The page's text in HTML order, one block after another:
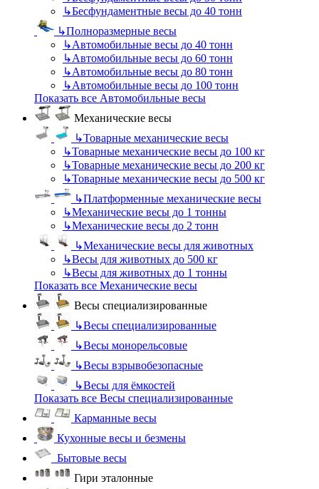
↳Бесфундаментные весы до 40 тонн
↳Полноразмерные весы
↳Автомобильные весы до 40 тонн
↳Автомобильные весы до 60 тонн
↳Автомобильные весы до 80 тонн
↳Автомобильные весы до 100 тонн
Показать все Автомобильные весы
Механические весы
↳Товарные механические весы
↳Товарные механические весы до 100 кг
↳Товарные механические весы до 200 кг
↳Товарные механические весы до 500 кг
↳Платформенные механические весы
↳Механические весы до 1 тонны
↳Механические весы до 2 тонн
↳Механические весы для животных
↳Весы для животных до 500 кг
↳Весы для животных до 1 тонны
Показать все Механические весы
Весы специализированные
↳Весы специализированные
↳Весы монорельсовые
↳Весы взрывобезопасные
↳Весы для ёмкостей
Показать все Весы специализированные
Карманные весы
Кухонные весы и безмены
Бытовые весы
Гири эталонные